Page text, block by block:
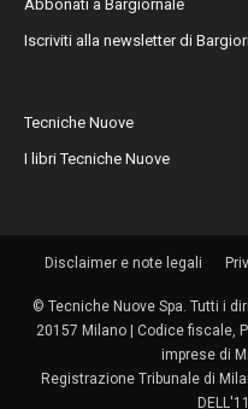
Abbonati a Bargiornale
Iscriviti alla newsletter di
Tecniche Nuove
I libri Tecniche Nuove
Disclaimer e note legali
© Tecniche Nuove Spa. Tutti i
20157 Milano | Codice fiscale,
imprese di
Registrazione Tribunale di